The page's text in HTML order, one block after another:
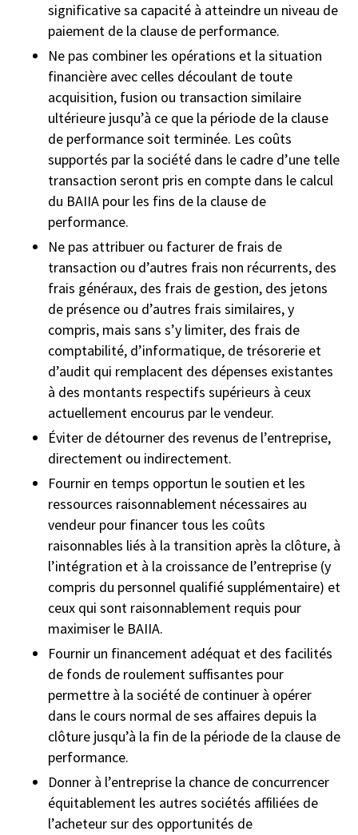
significative sa capacité à atteindre un niveau de
paiement de la clause de performance.
Ne pas combiner les opérations et la situation
financière avec celles découlant de toute
acquisition, fusion ou transaction similaire
ultérieure jusqu’à ce que la période de la clause
de performance soit terminée. Les coûts
supportés par la société dans le cadre d’une telle
transaction seront pris en compte dans le calcul
du BAIIA pour les fins de la clause de
performance.
Ne pas attribuer ou facturer de frais de
transaction ou d’autres frais non récurrents, des
frais généraux, des frais de gestion, des jetons
de présence ou d’autres frais similaires, y
compris, mais sans s’y limiter, des frais de
comptabilité, d’informatique, de trésorerie et
d’audit qui remplacent des dépenses existantes
à des montants respectifs supérieurs à ceux
actuellement encourus par le vendeur.
Éviter de détourner des revenus de l’entreprise,
directement ou indirectement.
Fournir en temps opportun le soutien et les
ressources raisonnablement nécessaires au
vendeur pour financer tous les coûts
raisonnables liés à la transition après la clôture, à
l’intégration et à la croissance de l’entreprise (y
compris du personnel qualifié supplémentaire) et
ceux qui sont raisonnablement requis pour
maximiser le BAIIA.
Fournir un financement adéquat et des facilités
de fonds de roulement suffisantes pour
permettre à la société de continuer à opérer
dans le cours normal de ses affaires depuis la
clôture jusqu’à la fin de la période de la clause de
performance.
Donner à l’entreprise la chance de concurrencer
équitablement les autres sociétés affiliées de
l’acheteur sur des opportunités de